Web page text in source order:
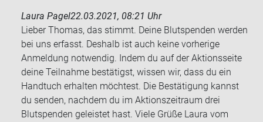
Laura Pagel22.03.2021, 08:21 Uhr
Lieber Thomas, das stimmt. Deine Blutspenden werden
bei uns erfasst. Deshalb ist auch keine vorherige
Anmeldung notwendig. Indem du auf der Aktionsseite
deine Teilnahme bestätigst, wissen wir, dass du ein
Handtuch erhalten möchtest. Die Bestätigung kannst
du senden, nachdem du im Aktionszeitraum drei
Blutspenden geleistet hast. Viele Grüße Laura vom